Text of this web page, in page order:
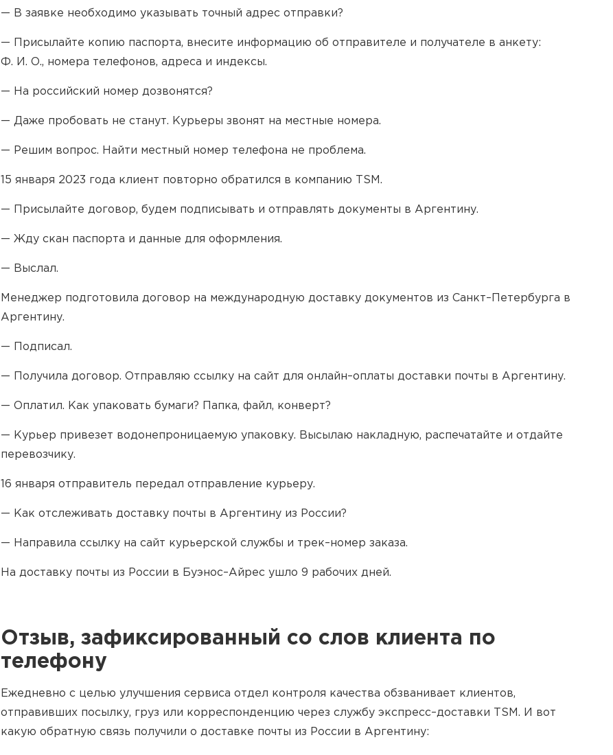
— В заявке необходимо указывать точный адрес отправки?
— Присылайте копию паспорта, внесите информацию об отправителе и получателе в анкету:
Ф. И. О., номера телефонов, адреса и индексы.
— На российский номер дозвонятся?
— Даже пробовать не станут. Курьеры звонят на местные номера.
— Решим вопрос. Найти местный номер телефона не проблема.
15 января 2023 года клиент повторно обратился в компанию TSM.
— Присылайте договор, будем подписывать и отправлять документы в Аргентину.
— Жду скан паспорта и данные для оформления.
— Выслал.
Менеджер подготовила договор на международную доставку документов из Санкт–Петербурга в
Аргентину.
— Подписал.
— Получила договор. Отправляю ссылку на сайт для онлайн–оплаты доставки почты в Аргентину.
— Оплатил. Как упаковать бумаги? Папка, файл, конверт?
— Курьер привезет водонепроницаемую упаковку. Высылаю накладную, распечатайте и отдайте
перевозчику.
16 января отправитель передал отправление курьеру.
— Как отслеживать доставку почты в Аргентину из России?
— Направила ссылку на сайт курьерской службы и трек–номер заказа.
На доставку почты из России в Буэнос–Айрес ушло 9 рабочих дней.
Отзыв, зафиксированный со слов клиента по
телефону
Ежедневно с целью улучшения сервиса отдел контроля качества обзванивает клиентов,
отправивших посылку, груз или корреспонденцию через службу экспресс–доставки TSM. И вот
какую обратную связь получили о доставке почты из России в Аргентину: